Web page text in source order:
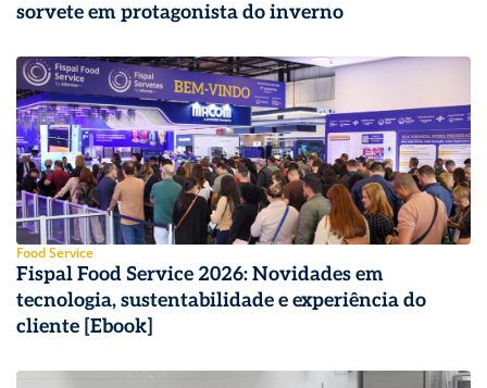
sorvete em protagonista do inverno
Food Service
Fispal Food Service 2026: Novidades em
tecnologia, sustentabilidade e experiência do
cliente [Ebook]